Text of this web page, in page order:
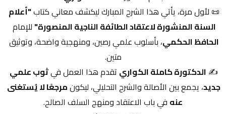
📜 لأول مرة، يأتي هذا الشرح المبارك ليكشف معاني كتاب
السنة المنشورة لاعتقاد الطائفة الناجية المنصورة" للإمام
الحافظ الحكمي
متين.
✍️ الدكتورة كاملة الكواري تقدم هذا العمل في
جديد، يجمع بين الأصالة والشرح التحليلي، ليكون
عنه في باب الاعتقاد ومنهج السلف الصالح.